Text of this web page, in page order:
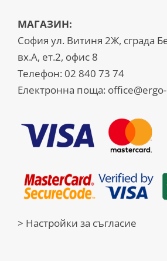
МАГАЗИН:
София ул. Витиня 2Ж, сграда
вх.А, ет.2, офис 8
Телефон: 02 840 73 74
Електронна поща:
> Настройки за съгласие